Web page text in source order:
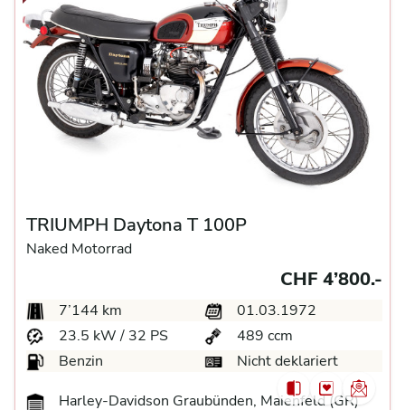
TRIUMPH Daytona T 100P
Naked Motorrad
CHF 4’800.-
7’144 km
01.03.1972
23.5 kW / 32 PS
489 ccm
Benzin
Nicht deklariert
Harley-Davidson Graubünden, Maienfeld (GR)